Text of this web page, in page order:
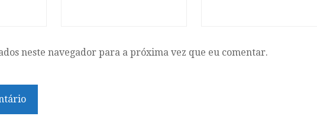
neste navegador para a próxima vez que eu comentar.